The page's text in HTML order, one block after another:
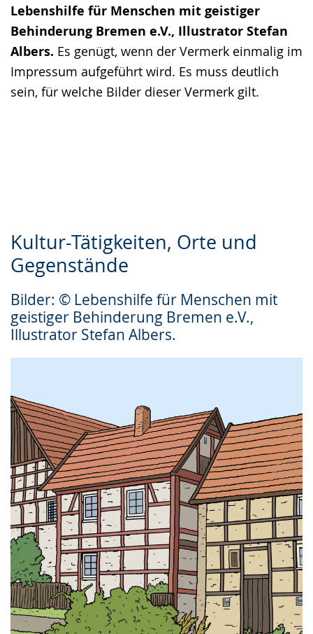
Lebenshilfe für Menschen mit geistiger
Behinderung Bremen e.V., Illustrator Stefan
Albers. Es genügt, wenn der Vermerk einmalig im
Impressum aufgeführt wird. Es muss deutlich
sein, für welche Bilder dieser Vermerk gilt.
Kultur-Tätigkeiten, Orte und
Gegenstände
Bilder: © Lebenshilfe für Menschen mit
geistiger Behinderung Bremen e.V.,
Illustrator Stefan Albers.